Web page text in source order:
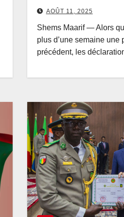
AOÛT 11, 2025
Shems Maarif — Alors
plus d’une semaine une
précédent, les